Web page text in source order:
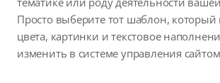
Просто выберите тот шаблон, который
цвета, картинки и текстовое
изменить в системе управления